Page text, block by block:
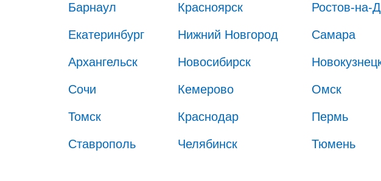
Барнаул
Красноярск Ростов-на-
Екатеринбург Нижний Новгород Самара
Архангельск Новосибирск
Сочи Кемерово Омск
Томск Краснодар Пермь
Ставрополь Челябинск Тюмень